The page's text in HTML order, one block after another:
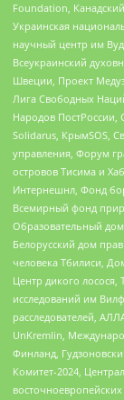
Foundation,
Украинская
научный центр им
Всеукраинский
Швеции, Проект
Лига Свободных
Народов ПостРоссии,
Solidarus, КрымSOS,
управления, Форум
островов Тисима и
Интернешнл, Фонд
Всемирный фонд
Образовательный
Белорусский дом
человека Тбилиси,
Центр дикого
исследований им
расследователей,
UnKremlin,
Финланд,
Комитет-2024,